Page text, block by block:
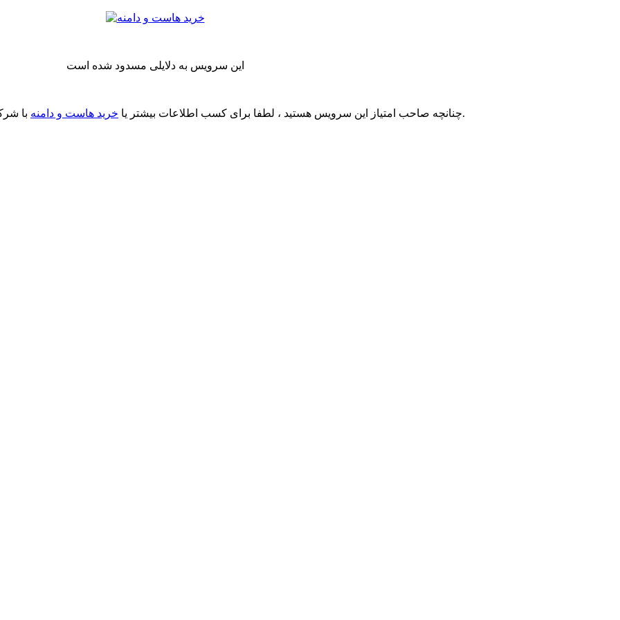
این سرویس به دلایلی مسدود شده است
چنانچه صاحب امتیاز این سرویس هستید ، لطفا برای کسب اطلاعات بیشتر یا خرید هاست و دامنه با شرکت سرورپارس تماس حاصل نمایید.